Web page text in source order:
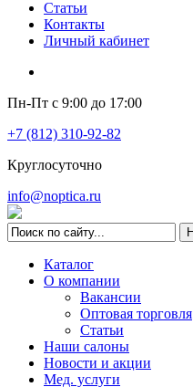
Статьи
Контакты
Личный кабинет
Пн-Пт с 9:00 до 17:00
+7 (812) 310-92-82
Круглосуточно
info@noptica.ru
Каталог
О компании
Вакансии
Оптовая торговля
Статьи
Наши салоны
Новости и акции
Мед. услуги